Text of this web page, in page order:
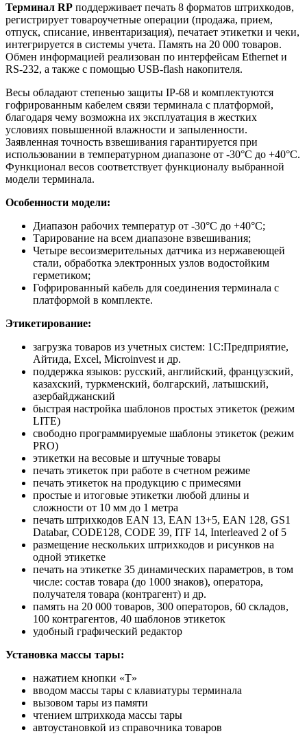
Терминал RP поддерживает печать 8 форматов штрихкодов,
регистрирует товароучетные операции (продажа, прием,
отпуск, списание, инвентаризация), печатает этикетки и чеки,
интегрируется в системы учета. Память на 20 000 товаров.
Обмен информацией реализован по интерфейсам Ethernet и
RS-232, а также с помощью USB-flash накопителя.
Весы обладают степенью защиты IP-68 и комплектуются
гофрированным кабелем связи терминала с платформой,
благодаря чему возможна их эксплуатация в жестких
условиях повышенной влажности и запыленности.
Заявленная точность взвешивания гарантируется при
использовании в температурном диапазоне от -30°С до +40°С.
Функционал весов соответствует функционалу выбранной
модели терминала.
Особенности модели:
Диапазон рабочих температур от -30°С до +40°С;
Тарирование на всем диапазоне взвешивания;
Четыре весоизмерительных датчика из нержавеющей
стали, обработка электронных узлов водостойким
герметиком;
Гофрированный кабель для соединения терминала с
платформой в комплекте.
Этикетирование:
загрузка товаров из учетных систем: 1С:Предприятие,
Айтида, Excel, Microinvest и др.
поддержка языков: русский, английский, французский,
казахский, туркменский, болгарский, латышский,
азербайджанский
быстрая настройка шаблонов простых этикеток (режим
LITE)
свободно программируемые шаблоны этикеток (режим
PRO)
этикетки на весовые и штучные товары
печать этикеток при работе в счетном режиме
печать этикеток на продукцию с примесями
простые и итоговые этикетки любой длины и
сложности от 10 мм до 1 метра
печать штрихкодов EAN 13, EAN 13+5, EAN 128, GS1
Databar, CODE128, CODE 39, ITF 14, Interleaved 2 of 5
размещение нескольких штрихкодов и рисунков на
одной этикетке
печать на этикетке 35 динамических параметров, в том
числе: состав товара (до 1000 знаков), оператора,
получателя товара (контрагент) и др.
память на 20 000 товаров, 300 операторов, 60 складов,
100 контрагентов, 40 шаблонов этикеток
удобный графический редактор
Установка массы тары:
нажатием кнопки «T»
вводом массы тары с клавиатуры терминала
вызовом тары из памяти
чтением штрихкода массы тары
автоустановкой из справочника товаров